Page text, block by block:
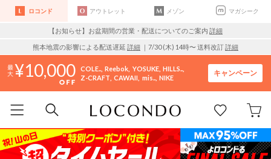
ロコンド アウトレット メゾン マガシーク
【お知らせ】お盆期間の営業・配送についてのご案内 詳細
熊本地震の影響による配送遅延 詳細 ｜7/30 (木) 14時〜 送料改訂詳細
10,000 COLE.. Reebok YOSUKE HILLS..
Z-CRAFT CAWAII mis.. NIKE
キャンペーン